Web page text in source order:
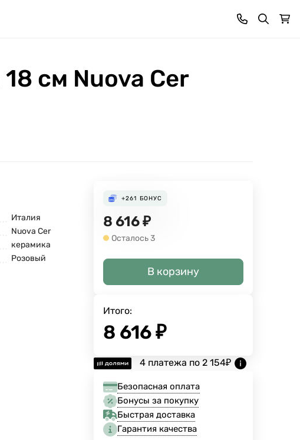
см Nuova Cer
Италия
Nuova Cer
керамика
Розовый
+261 БОНУС
8 616₽
Осталось 3
В корзину
Итого:
8 616₽
4 платежа по 2 154₽
Безопасная оплата
Бонусы за покупку
Быстрая доставка
Гарантия качества